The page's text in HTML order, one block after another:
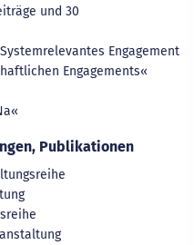
und 30
Engagement
Engagements«
Publikationen